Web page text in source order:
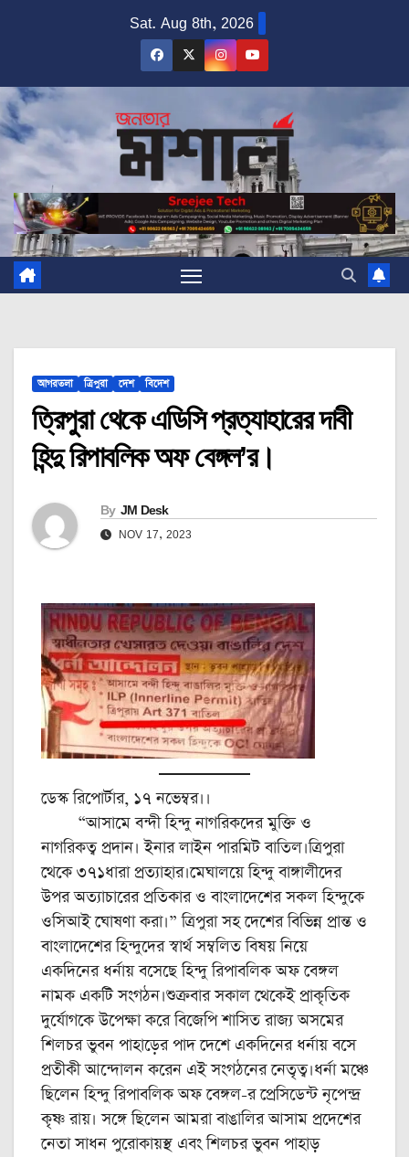
Sat. Aug 8th, 2026
আগরতলা ত্রিপুরা দেশ বিদেশ
ত্রিপুরা থেকে এডিসি প্রত্যাহারের দাবী
হিন্দু রিপাবলিক অফ বেঙ্গল’র।
By JM Desk
NOV 17, 2023
ডেস্ক রিপোর্টার, ১৭ নভেম্বর।।
“আসামে বন্দী হিন্দু নাগরিকদের মুক্তি ও
নাগরিকত্ব প্রদান। ইনার লাইন পারমিট বাতিল।ত্রিপুরা
থেকে ৩৭১ধারা প্রত্যাহার।মেঘালয়ে হিন্দু বাঙ্গালীদের
উপর অত্যাচারের প্রতিকার ও বাংলাদেশের সকল হিন্দুকে
ওসিআই ঘোষণা করা।” ত্রিপুরা সহ দেশের বিভিন্ন প্রান্ত ও
বাংলাদেশের হিন্দুদের স্বার্থ সম্বলিত বিষয় নিয়ে
একদিনের ধর্নায় বসেছে হিন্দু রিপাবলিক অফ বেঙ্গল
নামক একটি সংগঠন।শুক্রবার সকাল থেকেই প্রাকৃতিক
দুর্যোগকে উপেক্ষা করে বিজেপি শাসিত রাজ্য অসমের
শিলচর ভুবন পাহাড়ের পাদ দেশে একদিনের ধর্নায় বসে
প্রতীকী আন্দোলন করেন এই সংগঠনের নেতৃত্ব।ধর্না মঞ্চে
ছিলেন হিন্দু রিপাবলিক অফ বেঙ্গল-র প্রেসিডেন্ট নৃপেন্দ্র
কৃষ্ণ রায়। সঙ্গে ছিলেন আমরা বাঙালির আসাম প্রদেশের
নেতা সাধন পুরোকায়স্থ এবং শিলচর ভুবন পাহাড়